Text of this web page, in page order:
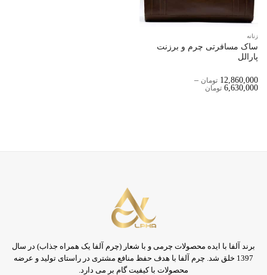
زنانه
ساک مسافرتی چرم و برزنت
پارالل
12,860,000 تومان –
6,630,000 تومانPrice
برند آلفا با ایده محصولات چرمی و با شعار (چرم آلفا یک همراه جذاب) در سال
1397 خلق شد. چرم آلفا با هدف حفظ منافع مشتری در راستای تولید و عرضه
محصولات با کیفیت گام بر می دارد.